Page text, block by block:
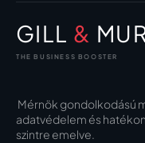
GILL &
THE BUSINESS BOOSTER
Mérnök gondolkodású
adatvédelem és
szintre emelve.